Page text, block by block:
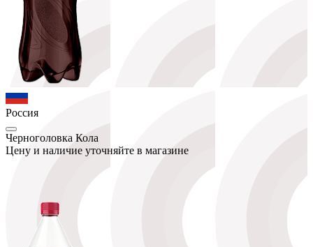
Россия
Черноголовка Кола
Цену и наличие уточняйте в магазине